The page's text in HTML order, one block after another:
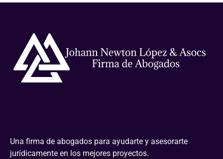
Una firma de abogados para ayudarte y asesorarte
jurídicamente en los mejores proyectos.